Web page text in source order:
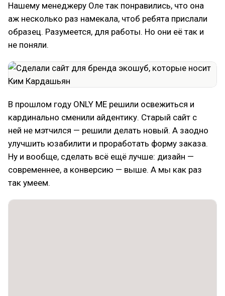
Нашему менеджеру Оле так понравились, что она
аж несколько раз намекала, чтоб ребята прислали
образец. Разумеется, для работы. Но они её так и
не поняли.
В прошлом году ONLY ME решили освежиться и
кардинально сменили айдентику. Старый сайт с
ней не мэтчился — решили делать новый. А заодно
улучшить юзабилити и проработать форму заказа.
Ну и вообще, сделать всё ещё лучше: дизайн —
современнее, а конверсию — выше. А мы как раз
так умеем.